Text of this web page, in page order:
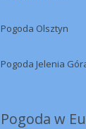
Pogoda Olsztyn
Pogoda Jelenia
Pogoda w